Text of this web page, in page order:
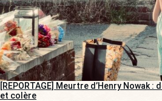
[REPORTAGE] Meurtre d’Henry Nowak
et colère